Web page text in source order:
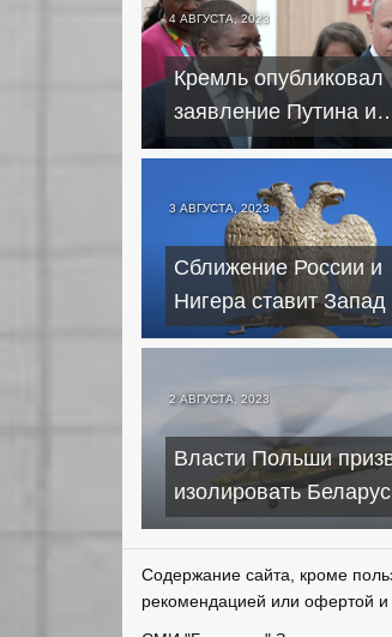
4 АВГУСТА, 2023
Кремль опубликовал
заявление Путина и
лидеров Африки по
3 АВГУСТА, 2023
Сближение России и
Нигера ставит Запад
зависимость от
2 АВГУСТА, 2023
Власти Польши
изолировать
после инцидента с
Содержание сайта, кроме
рекомендацией или офертой